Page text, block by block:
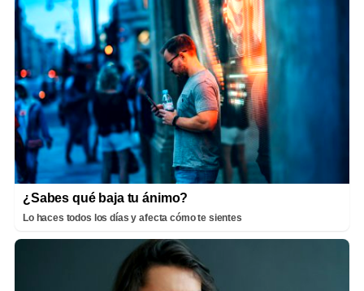
¿Sabes qué baja tu ánimo?
Lo haces todos los días y afecta cómo te sientes